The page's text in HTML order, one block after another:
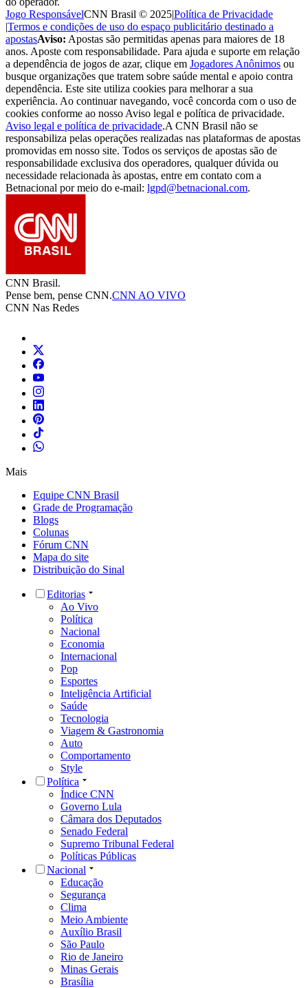
Jogo ResponsávelCNN Brasil © 2025|Política de Privacidade
|Termos e condições de uso do espaço publicitário destinado a
apostasAviso: Apostas são permitidas apenas para maiores de 18
anos. Aposte com responsabilidade. Para ajuda e suporte em relação
a dependência de jogos de azar, clique em Jogadores Anônimos ou
busque organizações que tratem sobre saúde mental e apoio contra
dependência. Este site utiliza cookies para melhorar a sua
experiência. Ao continuar navegando, você concorda com o uso de
cookies conforme ao nosso Aviso legal e política de privacidade.
Aviso legal e política de privacidade.A CNN Brasil não se
responsabiliza pelas operações realizadas nas plataformas de apostas
promovidas em nosso site. Todos os serviços de apostas são de
responsabilidade exclusiva dos operadores, qualquer dúvida ou
necessidade relacionada às apostas, entre em contato com a
Betnacional por meio do e-mail: lgpd@betnacional.com.
CNN Brasil.
Pense bem, pense CNN.CNN AO VIVO
CNN Nas Redes
Mais
Equipe CNN Brasil
Grade de Programação
Blogs
Colunas
Fórum CNN
Mapa do site
Distribuição do Sinal
Editorias
Ao Vivo
Política
Nacional
Economia
Internacional
Pop
Esportes
Inteligência Artificial
Saúde
Tecnologia
Viagem & Gastronomia
Auto
Comportamento
Style
Política
Índice CNN
Governo Lula
Câmara dos Deputados
Senado Federal
Supremo Tribunal Federal
Políticas Públicas
Nacional
Educação
Segurança
Clima
Meio Ambiente
Auxílio Brasil
São Paulo
Rio de Janeiro
Minas Gerais
Brasília